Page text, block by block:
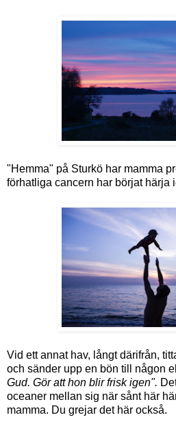
"Hemma" på Sturkö har mamma
förhatliga cancern har börjat härja
Vid ett annat hav, långt därifrån,
och sänder upp en bön till någon
Gud. Gör att hon blir frisk igen".
oceaner mellan sig när sånt här
mamma. Du grejar det här också.